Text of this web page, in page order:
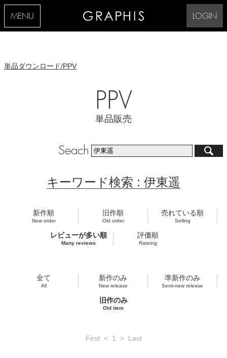
MENU LOGIN
単品ダウンロード/PPV
PPV
単品販売
Seach
キーワード検索 : 伊東遥
新作順
New order
旧作順
Old order
売れている順
Selling
レビューが多い順
Many reviews
評価順
Rateing
全て
All
新作のみ
New release
準新作のみ
Semi-new release
旧作のみ
Old item
First < 1 > Last